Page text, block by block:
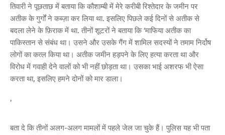
तिवारी ने पूछताछ में बताया कि कौशाम्बी में मेरे करीबी रिश्तेदार के जमीन पर
अतीक के गुर्गों ने कब्ज़ा कर लिया था. इसलिए पिछले कई दिनों से अतीक से
बदला लेने के फ़िराक में था. तीनों शूटरों ने बताया कि ‘माफिया अतीक का
पाकिस्तान से संबंध था। उसने और उसके गैंग में शामिल सदस्यों ने तमाम निर्दोष
लोगों का कत्ल किया था। अतीक जमीन हड़पने के लिए हत्या करता था और
विरोध में गवाही देने वालों को भी नहीं छोड़ता था। उसका भाई अशरफ भी ऐसा
करता था, इसलिए हमने दोनों को मार डाला।
’
बता दे कि तीनों अलग-अलग मामलों में पहले जेल जा चुके हैं। पुलिस यह भी पता